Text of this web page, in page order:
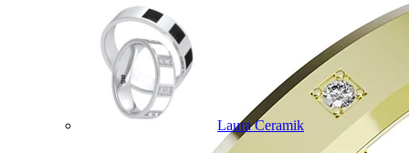
Laura Ceramik